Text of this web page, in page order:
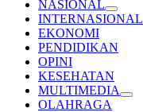
NASIONAL
INTERNASIONAL
EKONOMI
PENDIDIKAN
OPINI
KESEHATAN
MULTIMEDIA
OLAHRAGA